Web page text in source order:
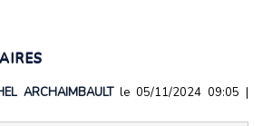
ARCHAIMBAULT le 05/11/2024 09:05 |